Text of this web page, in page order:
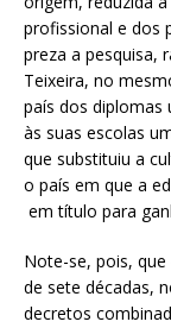
profissional e dos
preza a pesquisa,
Teixeira, no
país dos diplomas
às suas escolas
que substituiu a
o país em que a
em título para
Note-se, pois,
de sete décadas,
decretos